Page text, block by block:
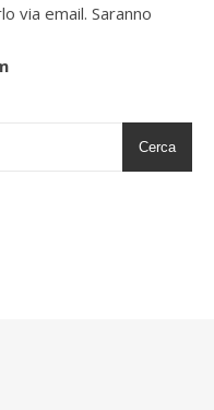
via email. Saranno
Cerca